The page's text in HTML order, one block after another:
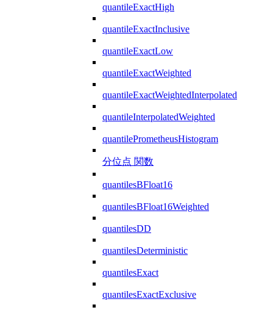
quantileExactHigh
quantileExactInclusive
quantileExactLow
quantileExactWeighted
quantileExactWeightedInterpolated
quantileInterpolatedWeighted
quantilePrometheusHistogram
分位点 関数
quantilesBFloat16
quantilesBFloat16Weighted
quantilesDD
quantilesDeterministic
quantilesExact
quantilesExactExclusive